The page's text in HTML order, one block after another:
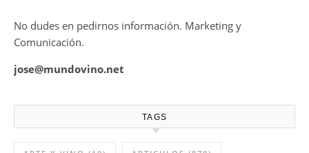
No dudes en pedirnos información. Marketing y
Comunicación.
jose@mundovino.net
TAGS